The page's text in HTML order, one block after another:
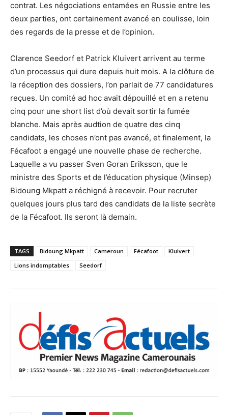
contrat. Les négociations entamées en Russie entre les
deux parties, ont certainement avancé en coulisse, loin
des regards de la presse et de l’opinion.
Clarence Seedorf et Patrick Kluivert arrivent au terme
d’un processus qui dure depuis huit mois. A la clôture de
la réception des dossiers, l’on parlait de 77 candidatures
reçues. Un comité ad hoc avait dépouillé et en a retenu
cinq pour une short list d’où devait sortir la fumée
blanche. Mais après audtion de quatre des cinq
candidats, les choses n’ont pas avancé, et finalement, la
Fécafoot a engagé une nouvelle phase de recherche.
Laquelle a vu passer Sven Goran Eriksson, que le
ministre des Sports et de l’éducation physique (Minsep)
Bidoung Mkpatt a réchigné à recevoir. Pour recruter
quelques jours plus tard des candidats de la liste secrète
de la Fécafoot. Ils seront là demain.
TAGS Bidoung Mkpatt Cameroun Fécafoot
Kluivert
Lions indomptables
Seedorf